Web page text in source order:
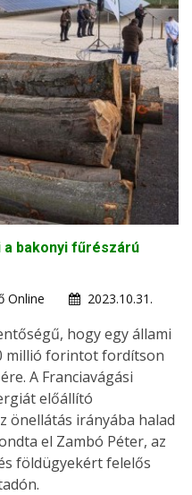
bakonyi fűrészárú
Online
2023.10.31.
hogy egy állami
millió forintot fordítson
A Franciavágási
előállító
önellátás irányába halad
el Zambó Péter, az
földügyekért felelős